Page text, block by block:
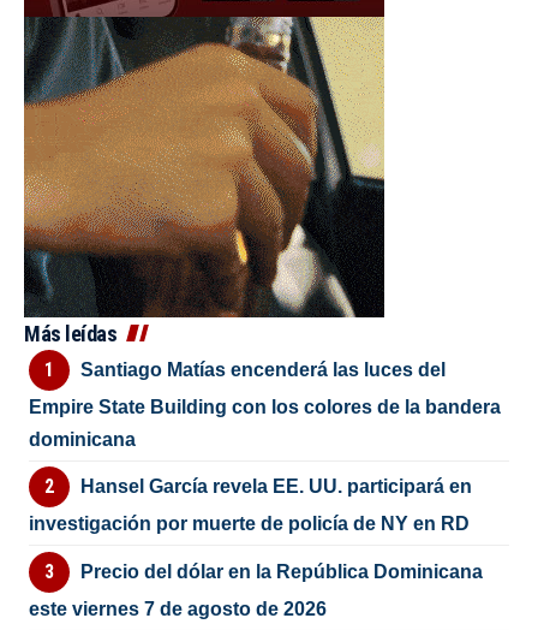
Más leídas
Santiago Matías encenderá las luces del
Empire State Building con los colores de la bandera
dominicana
Hansel García revela EE. UU. participará en
investigación por muerte de policía de NY en RD
Precio del dólar en la República Dominicana
este viernes 7 de agosto de 2026